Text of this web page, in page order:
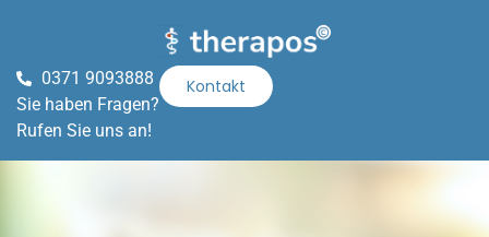
0371 9093888
Sie haben Fragen?
Rufen Sie uns an!
Kontakt